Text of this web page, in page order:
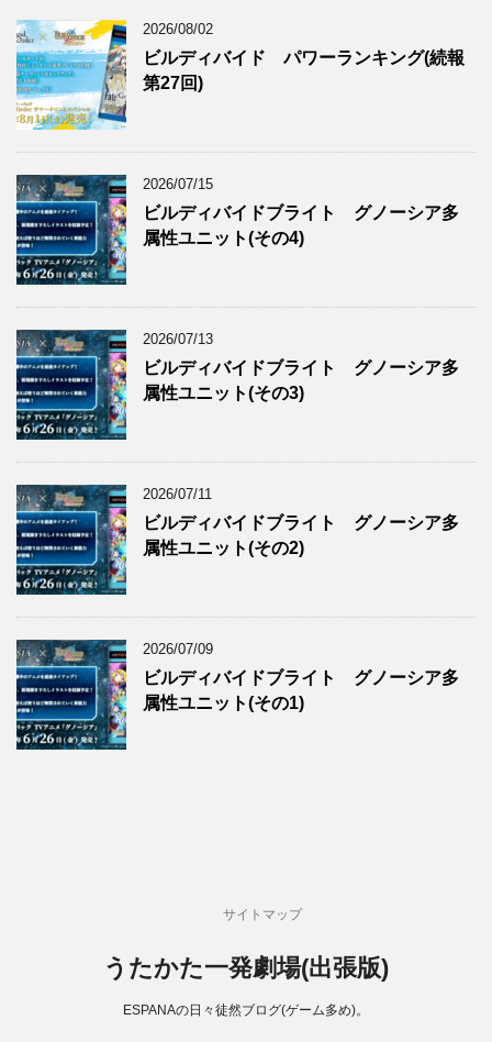
2026/08/02
ビルディバイド パワーランキング(続報
第27回)
2026/07/15
ビルディバイドブライト グノーシア多
属性ユニット(その4)
2026/07/13
ビルディバイドブライト グノーシア多
属性ユニット(その3)
2026/07/11
ビルディバイドブライト グノーシア多
属性ユニット(その2)
2026/07/09
ビルディバイドブライト グノーシア多
属性ユニット(その1)
サイトマップ
うたかた一発劇場(出張版)
ESPANAの日々徒然ブログ(ゲーム多め)。